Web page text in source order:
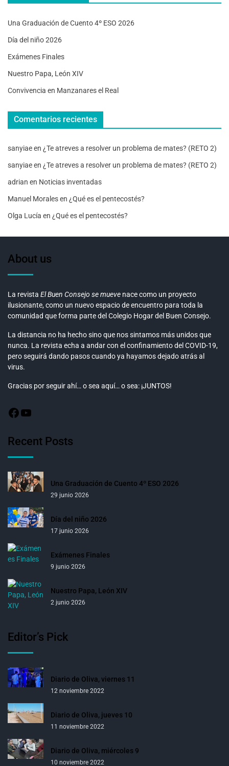
Una Graduación de Cuento 4º ESO 2026
Día del niño 2026
Exámenes Finales
Nuestro Papa, León XIV
Convivencia en Manzanares el Real
Comentarios recientes
sanyiaeen ¿Te atreves a resolver un problema de mates? (RETO 2)
sanyiaeen ¿Te atreves a resolver un problema de mates? (RETO 2)
adrian en Noticias inventadas
Manuel Moralesen ¿Qué es el pentecostés?
Olga Lucía en ¿Qué es el pentecostés?
About us
La revista El Buen Consejo se mueve nace como un proyecto
ilusionante, como un nuevo espacio de encuentro para toda la
comunidad que forma parte del Colegio Hogar del Buen Consejo.
La distancia no ha hecho sino que nos sintamos más unidos que
nunca. La revista echa a andar con el confinamiento del COVID-19,
pero seguirá dando pasos cuando ya hayamos dejado atrás al
virus.
Gracias por seguir ahí… o sea aquí… o sea: ¡JUNTOS!
Recent Posts
Una Graduación de Cuento 4º ESO 2026
29 junio 2026
Día del niño 2026
17 junio 2026
Exámenes Finales
9 junio 2026
Nuestro Papa, León XIV
2 junio 2026
Editor’s Pick
Diario de Oliva, viernes 11
12 noviembre 2022
Diario de Oliva, jueves 10
11 noviembre 2022
Diario de Oliva, miércoles 9
10 noviembre 2022